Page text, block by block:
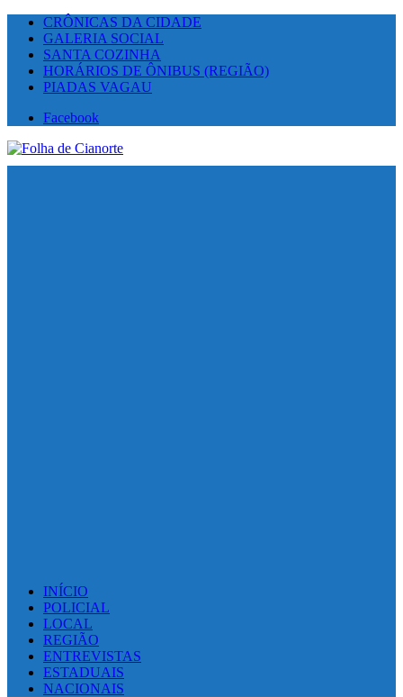
CRÔNICAS DA CIDADE
GALERIA SOCIAL
SANTA COZINHA
HORÁRIOS DE ÔNIBUS (REGIÃO)
PIADAS VAGAU
Facebook
INÍCIO
POLICIAL
LOCAL
REGIÃO
ENTREVISTAS
ESTADUAIS
NACIONAIS